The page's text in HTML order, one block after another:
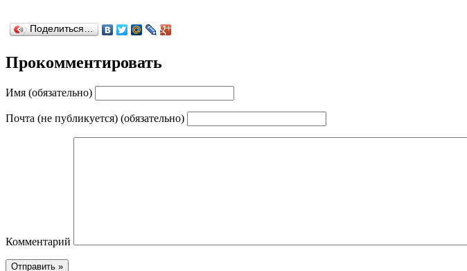
Поделиться…
Прокомментировать
Имя (обязательно)
Почта (не публикуется) (обязательно)
Комментарий